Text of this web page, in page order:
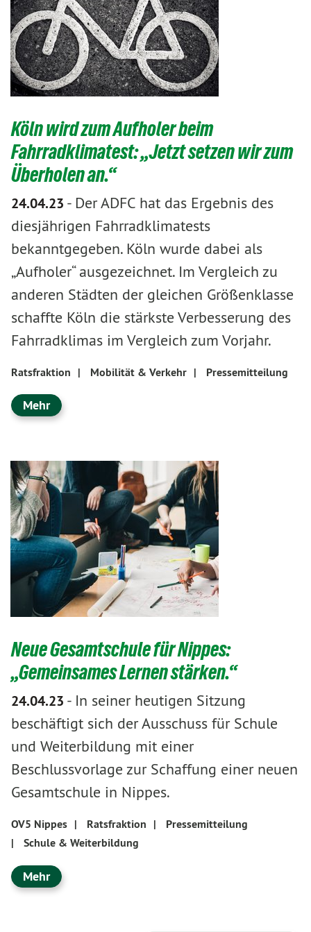
Köln wird zum Aufholer beim
Fahrradklimatest: „Jetzt setzen wir zum
Überholen an.“
24.04.23 - Der ADFC hat das Ergebnis des
diesjährigen Fahrradklimatests
bekanntgegeben. Köln wurde dabei als
„Aufholer“ ausgezeichnet. Im Vergleich zu
anderen Städten der gleichen Größenklasse
schaffte Köln die stärkste Verbesserung des
Fahrradklimas im Vergleich zum Vorjahr.
Ratsfraktion | Mobilität & Verkehr | Pressemitteilung
Mehr
Neue Gesamtschule für Nippes:
„Gemeinsames Lernen stärken.“
24.04.23 - In seiner heutigen Sitzung
beschäftigt sich der Ausschuss für Schule
und Weiterbildung mit einer
Beschlussvorlage zur Schaffung einer neuen
Gesamtschule in Nippes.
OV5 Nippes | Ratsfraktion |
Pressemitteilung
|
Schule & Weiterbildung
Mehr